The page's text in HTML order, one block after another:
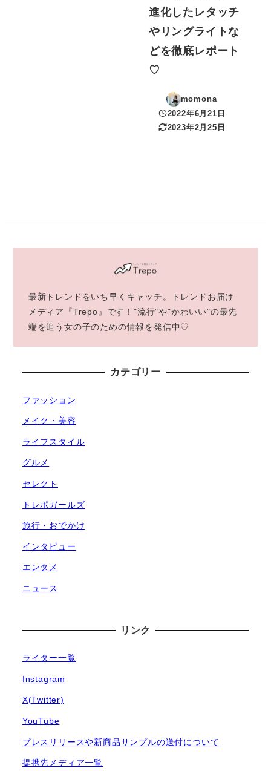
進化したレタッチ
やリングライトな
どを徹底レポート
♡
momona
投稿日
2022年6月21日
更新日
2023年2月25日
最新トレンドをいち早くキャッチ。トレンドお届け
メディア『Trepo』です！"流行"や"かわいい"の最先
端を追う女の子のための情報を発信中♡
カテゴリー
ファッション
メイク・美容
ライフスタイル
グルメ
セレクト
トレポガールズ
旅行・おでかけ
インタビュー
エンタメ
ニュース
リンク
ライター一覧
Instagram
X(Twitter)
YouTube
プレスリリースや新商品サンプルの送付について
提携先メディア一覧